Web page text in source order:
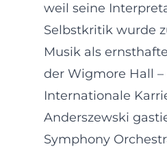
weil seine
Selbstkritik wurde
Musik als
der Wigmore Hall
Internationale
Anderszewski
Symphony